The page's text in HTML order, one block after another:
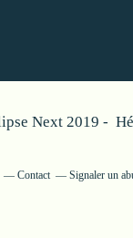
Next 2019 -
Contact Signaler un